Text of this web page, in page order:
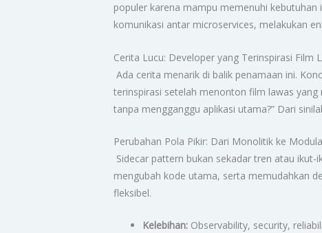
populer karena mampu memenuhi kebutuhan
komunikasi antar microservices, melakukan
Cerita Lucu: Developer yang Terinspirasi Film
Ada cerita menarik di balik penamaan ini.
terinspirasi setelah menonton film lawas
tanpa mengganggu aplikasi utama?” Dari
Perubahan Pola Pikir: Dari Monolitik ke
Sidecar pattern bukan sekadar tren atau
mengubah kode utama, serta memudahkan
fleksibel.
Kelebihan: Observability, security,